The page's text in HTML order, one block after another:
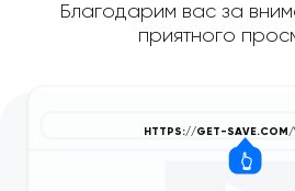
Благодарим вас за
приятного